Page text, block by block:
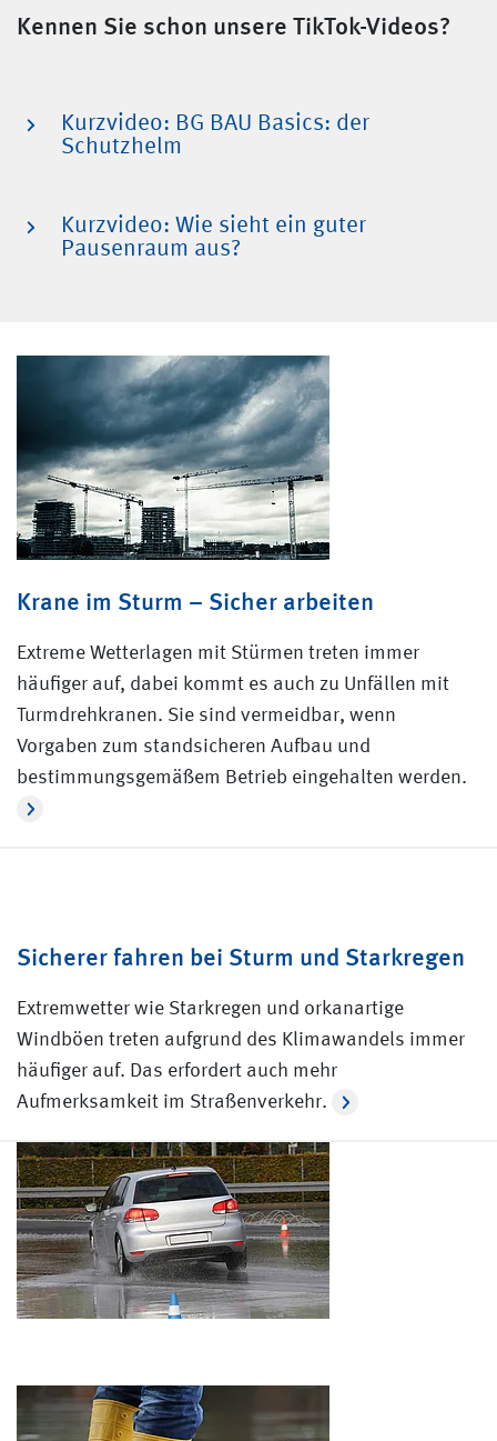
Kennen Sie schon unsere TikTok-Videos?
Kurzvideo: BG BAU Basics: der
Schutzhelm
Kurzvideo: Wie sieht ein guter
Pausenraum aus?
Krane im Sturm – Sicher arbeiten
Extreme Wetterlagen mit Stürmen treten immer
häufiger auf, dabei kommt es auch zu Unfällen mit
Turmdrehkranen. Sie sind vermeidbar, wenn
Vorgaben zum standsicheren Aufbau und
bestimmungsgemäßem Betrieb eingehalten werden.
Sicherer fahren bei Sturm und Starkregen
Extremwetter wie Starkregen und orkanartige
Windböen treten aufgrund des Klimawandels immer
häufiger auf. Das erfordert auch mehr
Aufmerksamkeit im Straßenverkehr.